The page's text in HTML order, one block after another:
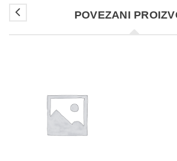
POVEZANI